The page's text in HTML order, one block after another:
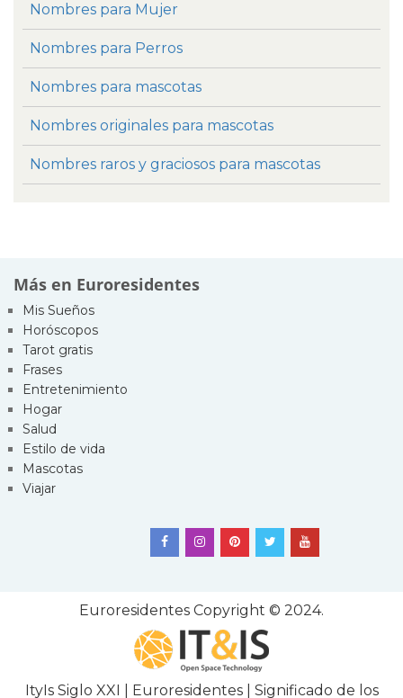
Nombres para Mujer
Nombres para Perros
Nombres para mascotas
Nombres originales para mascotas
Nombres raros y graciosos para mascotas
Más en Euroresidentes
Mis Sueños
Horóscopos
Tarot gratis
Frases
Entretenimiento
Hogar
Salud
Estilo de vida
Mascotas
Viajar
Euroresidentes Copyright © 2024.
ItyIs Siglo XXI Euroresidentes| Significado de los